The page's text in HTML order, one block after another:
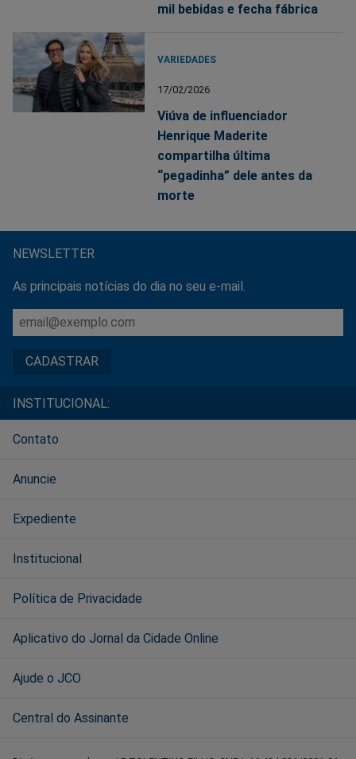
mil bebidas e fecha fábrica
VARIEDADES
17/02/2026
Viúva de influenciador
Henrique Maderite
compartilha última
“pegadinha” dele antes da
morte
NEWSLETTER
As principais notícias do dia no seu e-mail.
INSTITUCIONAL:
Contato
Anuncie
Expediente
Institucional
Política de Privacidade
Aplicativo do Jornal da Cidade Online
Ajude o JCO
Central do Assinante